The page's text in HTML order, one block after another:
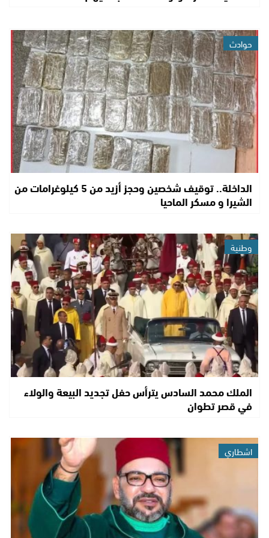
حوادث
الداخلة.. توقيف شخصين وحجز أزيد من 5 كيلوغرامات من
الشيرا و مسكر الماحيا
وطنية
الملك محمد السادس يترأس حفل تجديد البيعة والولاء
في قصر تطوان
اشطاري